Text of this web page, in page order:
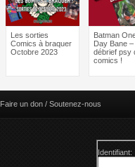
Les sorties
Comics à braquer
Octobre 2023
Batman
Day Bane –
débrief psy
comics !
Faire un don / Soutenez-nous
Identifiant: